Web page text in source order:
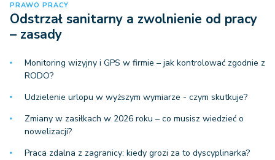
PRAWO PRACY
Odstrzał sanitarny a zwolnienie od pracy
– zasady
Monitoring wizyjny i GPS w firmie – jak kontrolować zgodnie z
RODO?
Udzielenie urlopu w wyższym wymiarze - czym skutkuje?
Zmiany w zasiłkach w 2026 roku – co musisz wiedzieć o
nowelizacji?
Praca zdalna z zagranicy: kiedy grozi za to dyscyplinarka?